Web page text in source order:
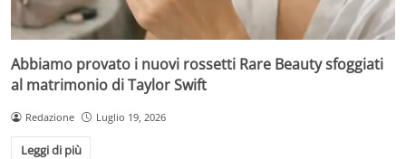
Abbiamo provato i nuovi rossetti Rare Beauty sfoggiati
al matrimonio di Taylor Swift
Redazione Luglio 19, 2026
Leggi di più